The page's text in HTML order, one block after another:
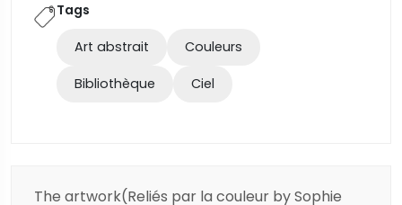
Tags
Art abstrait Couleurs
Bibliothèque Ciel
The artwork(Reliés par la couleur by Sophie